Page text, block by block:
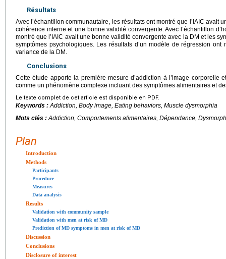
Résultats
Avec l’échantillon communautaire, les résultats ont montré que l’IAIC avait
cohérence interne et une bonne validité convergente. Avec l’échantillon
montré que l’IAIC avait une bonne validité convergente avec la DM et les
symptômes psychologiques. Les résultats d’un modèle de régression
variance de la DM.
Conclusions
Cette étude apporte la première mesure d’addiction à l’image corporelle
comme un phénomène complexe incluant des symptômes alimentaires et
Le texte complet de cet article est disponible en PDF.
Keywords :Addiction, Body image, Eating behaviors, Muscle dysmorphia
Mots clés :Addiction, Comportements alimentaires, Dépendance,
Plan
Introduction
Methods
Participants
Procedure
Measures
Data analysis
Results
Validation with community sample
Validation with men at risk of MD
Prediction of MD symptoms in men at risk of MD
Discussion
Conclusions
Disclosure of interest